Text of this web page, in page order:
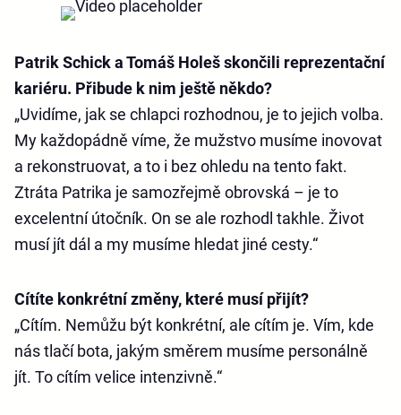
Patrik Schick a Tomáš Holeš skončili reprezentační
kariéru. Přibude k nim ještě někdo?
„Uvidíme, jak se chlapci rozhodnou, je to jejich volba.
My každopádně víme, že mužstvo musíme inovovat
a rekonstruovat, a to i bez ohledu na tento fakt.
Ztráta Patrika je samozřejmě obrovská – je to
excelentní útočník. On se ale rozhodl takhle. Život
musí jít dál a my musíme hledat jiné cesty.“
Cítíte konkrétní změny, které musí přijít?
„Cítím. Nemůžu být konkrétní, ale cítím je. Vím, kde
nás tlačí bota, jakým směrem musíme personálně
jít. To cítím velice intenzivně.“